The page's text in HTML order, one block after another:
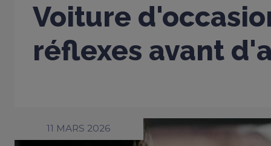
Voiture
réflexes avant
11 MARS 2026